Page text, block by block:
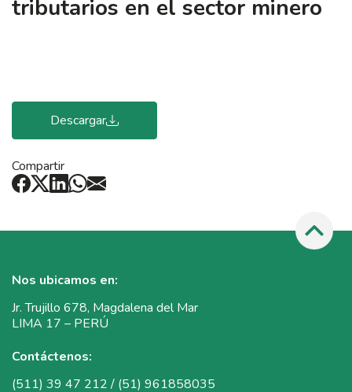
tributarios en el sector minero
Descargar
Compartir
Nos ubicamos en:
Jr. Trujillo 678, Magdalena del Mar
LIMA 17 – PERÚ
Contáctenos:
(511) 39 47 212 / (51) 961858035